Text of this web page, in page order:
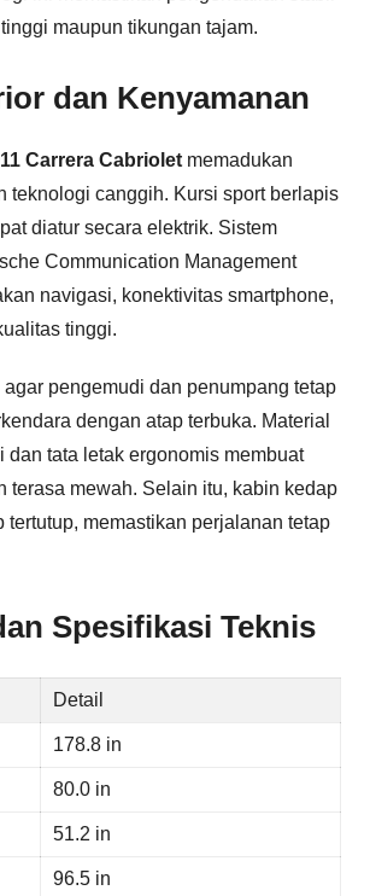
maupun tikungan tajam.
dan Kenyamanan
Carrera Cabriolet memadukan
teknologi canggih. Kursi sport berlapis
diatur secara elektrik. Sistem
Communication Management
navigasi, konektivitas smartphone,
tinggi.
pengemudi dan penumpang tetap
dengan atap terbuka. Material
dan tata letak ergonomis membuat
terasa mewah. Selain itu, kabin kedap
tertutup, memastikan perjalanan tetap
Spesifikasi Teknis
Detail
178.8 in
80.0 in
51.2 in
96.5 in